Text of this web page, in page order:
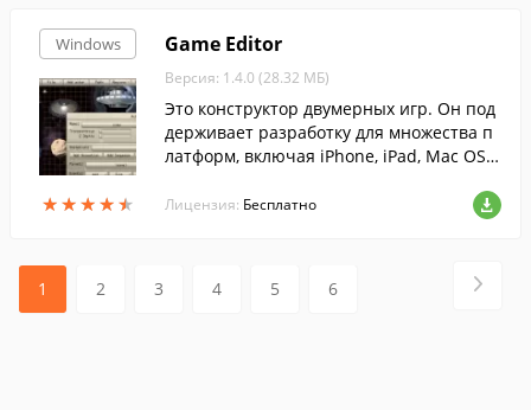
Windows
★★★★★
★★★★★
Game Editor
Версия: 1.4.0 (28.32 МБ)
Это конструктор двумерных игр. Он под
держивает разработку для множества п
латформ, включая iPhone, iPad, Mac OS
GP2X, Pocket PC и Handheld PC....
Лицензия: Бесплатно
1 2 3 4 5 6